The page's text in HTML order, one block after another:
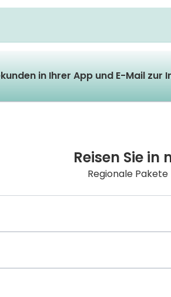
in Ihrer App und E-Mail
Reisen Sie in
Regionale